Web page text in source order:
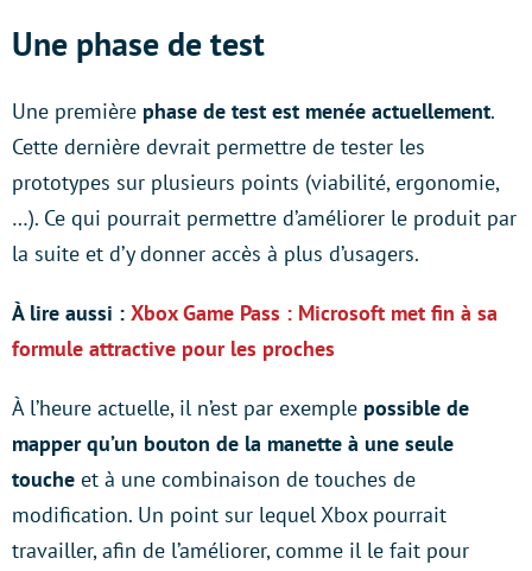
Une phase de test
Une première phase de test est menée actuellement.
Cette dernière devrait permettre de tester les
prototypes sur plusieurs points (viabilité, ergonomie,
…). Ce qui pourrait permettre d’améliorer le produit par
la suite et d’y donner accès à plus d’usagers.
À lire aussi : Xbox Game Pass : Microsoft met fin à sa
formule attractive pour les proches
À l’heure actuelle, il n’est par exemple possible de
mapper qu’un bouton de la manette à une seule
touche et à une combinaison de touches de
modification. Un point sur lequel Xbox pourrait
travailler, afin de l’améliorer, comme il le fait pour